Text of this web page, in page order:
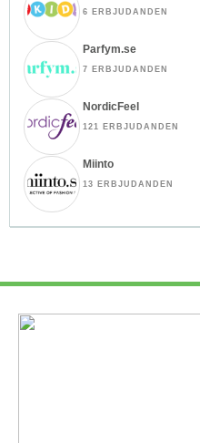
6 ERBJUDANDEN
Parfym.se
7 ERBJUDANDEN
NordicFeel
121 ERBJUDANDEN
Miinto
13 ERBJUDANDEN